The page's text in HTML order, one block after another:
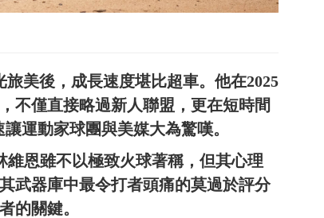
美後，成長速度堪比超車。他在2025
不僅直接略過新人聯盟，更在短時間
運動家球團與美媒大為驚嘆。
維恩雖不以極致火球著稱，但其心理
武器庫中最令打者頭痛的莫過於評分
的關鍵。